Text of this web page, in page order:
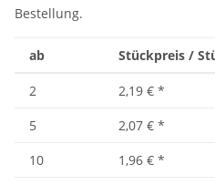
Bestellung.
ab Stückpreis /
2 2,19 € *
5
2,07 € *
10
1,96 € *